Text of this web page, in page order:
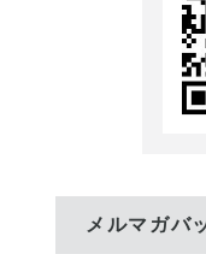
メルマガバ